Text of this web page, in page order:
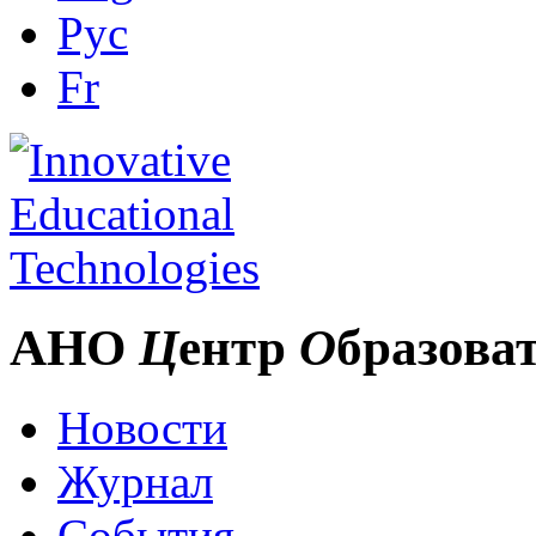
Рус
Fr
АНО Центр О
Новости
Журнал